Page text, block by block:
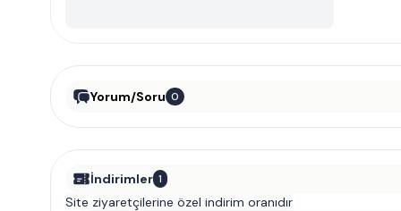
Yorum/Soru 0
İndirimler 1
Site ziyaretçilerine özel indirim oranıdır